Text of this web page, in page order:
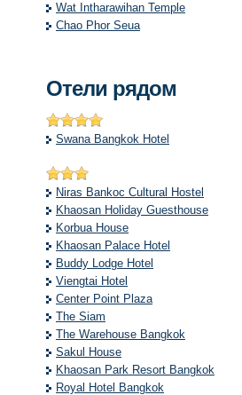
Wat Intharawihan Temple
Chao Phor Seua
Отели рядом
Swana Bangkok Hotel
Niras Bankoc Cultural Hostel
Khaosan Holiday Guesthouse
Korbua House
Khaosan Palace Hotel
Buddy Lodge Hotel
Viengtai Hotel
Center Point Plaza
The Siam
The Warehouse Bangkok
Sakul House
Khaosan Park Resort Bangkok
Royal Hotel Bangkok